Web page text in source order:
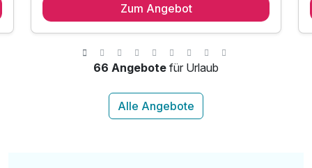
2 x reichhaltiges Frühstück vom Buffet
inkl. Bademantel und -slipper
Zum Angebot
66 Angebote für Urlaub